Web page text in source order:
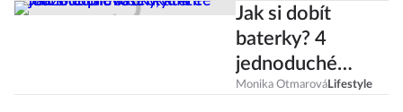
Jak si dobít
baterky? 4
jednoduché
kroky, které
Monika OtmarováLifestyle